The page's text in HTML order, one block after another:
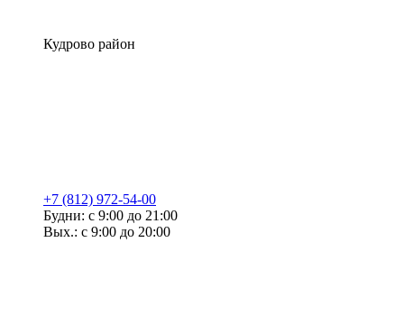
Кудрово район
+7 (812) 972-54-00
Будни: с 9:00 до 21:00
Вых.: с 9:00 до 20:00